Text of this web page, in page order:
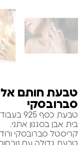
טבעת חותם
סברובסקי
טבעת כסף 925 בעבודת יד.
בית אבן בסגנון אתני.
קריסטל סברובסקי